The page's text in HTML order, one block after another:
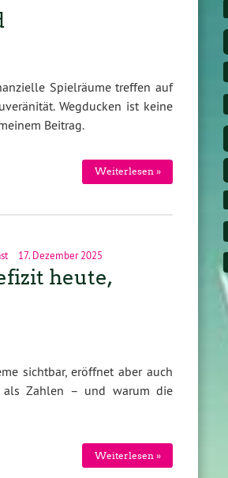
Spielräume treffen auf
Wegducken ist keine
Beitrag.
Weiterlesen »
17. Dezember 2025
heute,
sichtbar, eröffnet aber auch
als Zahlen – und warum die
Weiterlesen »